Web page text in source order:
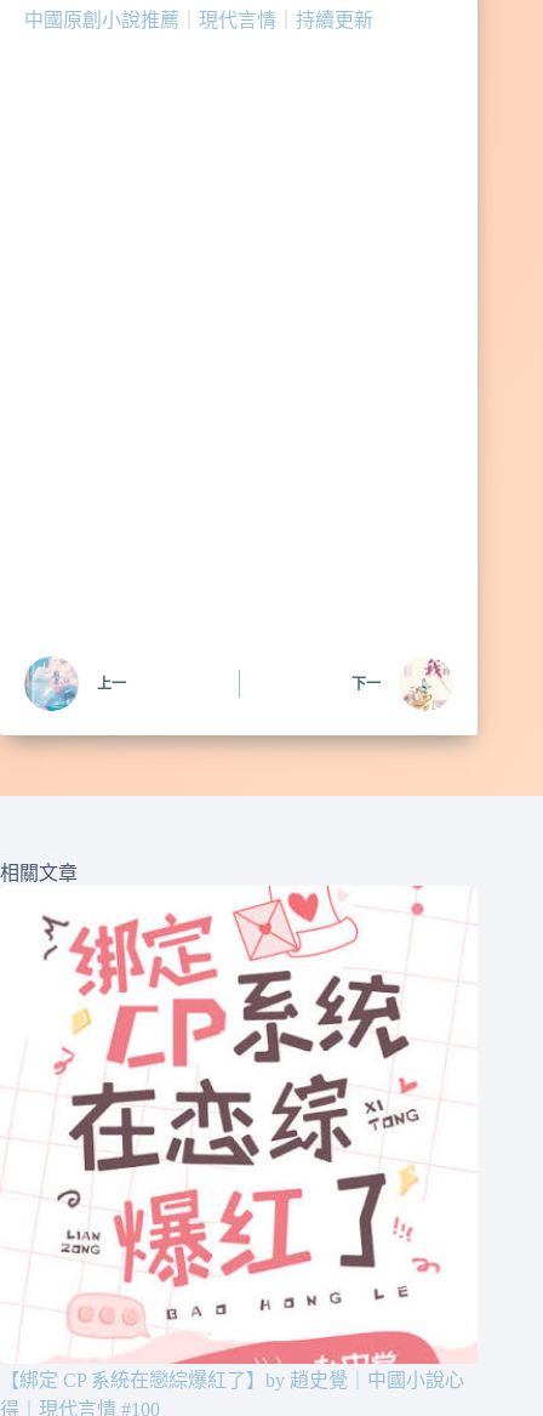
中國原創小說推薦｜現代言情｜持續更新
上一 下一
相關文章
【綁定 CP 系統在戀綜爆紅了】by 趙史覺｜中國小說心
得｜現代言情 #100